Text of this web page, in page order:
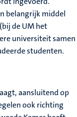
belangrijk middel
de UM het
universiteit samen
studenten.
aansluitend op
ook richting